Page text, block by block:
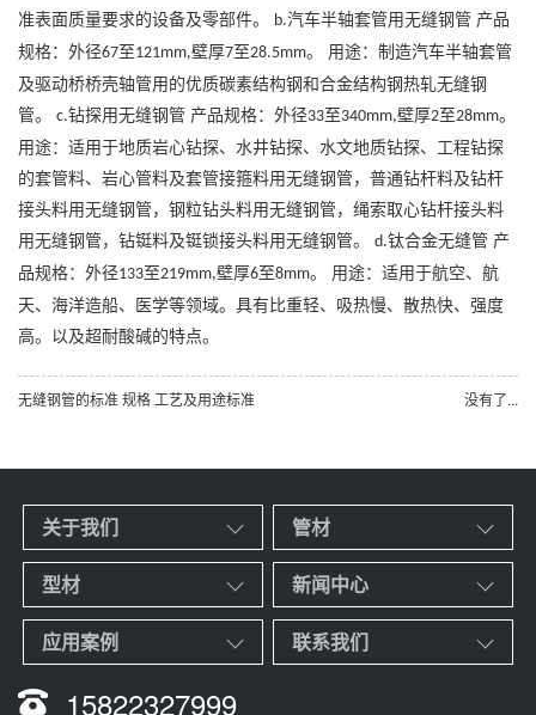
准表面质量要求的设备及零部件。 b.汽车半轴套管用无缝钢管 产品
规格：外径67至121mm,壁厚7至28.5mm。 用途：制造汽车半轴套管
及驱动桥桥壳轴管用的优质碳素结构钢和合金结构钢热轧无缝钢
管。 c.钻探用无缝钢管 产品规格：外径33至340mm,壁厚2至28mm。
用途：适用于地质岩心钻探、水井钻探、水文地质钻探、工程钻探
的套管料、岩心管料及套管接箍料用无缝钢管，普通钻杆料及钻杆
接头料用无缝钢管，钢粒钻头料用无缝钢管，绳索取心钻杆接头料
用无缝钢管，钻铤料及铤锁接头料用无缝钢管。 d.钛合金无缝管 产
品规格：外径133至219mm,壁厚6至8mm。 用途：适用于航空、航
天、海洋造船、医学等领域。具有比重轻、吸热慢、散热快、强度
高。以及超耐酸碱的特点。
无缝钢管的标准 规格 工艺及用途标准 没有了...
关于我们 管材
型材 新闻中心
应用案例 联系我们
15822327999